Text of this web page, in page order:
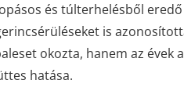
és túlterhelésből
is
okozta, hanem az
hatása.